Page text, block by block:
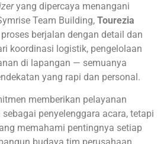
yang dipercaya menangani
Team Building, Tourezia
berjalan dengan detail dan
koordinasi logistik, pengelolaan
di lapangan — semuanya
yang rapi dan personal.
memberikan pelayanan
penyelenggara acara, tetapi
memahami pentingnya setiap